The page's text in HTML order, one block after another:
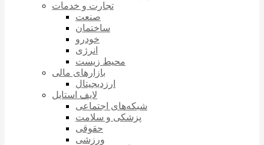
تجارت و خدمات
صنعت
ساختمان
خودرو
انرژی
محیط زیست
بازارهای مالی
ارزدیجیتال
لایف استایل
شبکه‌های اجتماعی
پزشکی و سلامت
حقوقی
ورزشی